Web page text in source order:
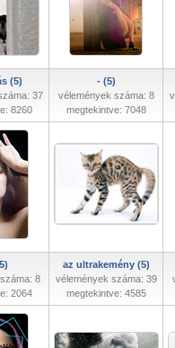
(5)
37
8260
- (5)
vélemények száma: 8
megtekintve: 7048
8
2064
az ultrakemény (5)
vélemények száma: 39
megtekintve: 4585